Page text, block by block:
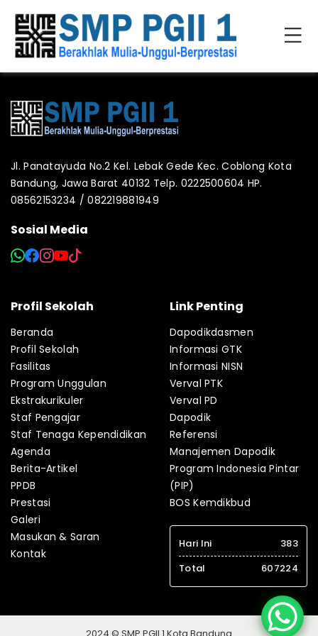
Jl. Panatayuda No.2 Kel. Lebak Gede Kec. Coblong Kota
Bandung, Jawa Barat 40132 Telp. 0222500604 HP.
08562153234 / 082219881949
Sosial Media
Profil Sekolah
Beranda
Profil Sekolah
Fasilitas
Program Unggulan
Ekstrakurikuler
Staf Pengajar
Staf Tenaga Kependidikan
Agenda
Berita-Artikel
PPDB
Prestasi
Galeri
Masukan & Saran
Kontak
Link Penting
Dapodikdasmen
Informasi GTK
Informasi NISN
Verval PTK
Verval PD
Dapodik
Referensi
Manajemen Dapodik
Program Indonesia Pintar
(PIP)
BOS Kemdikbud
Hari Ini
383
Total
607224